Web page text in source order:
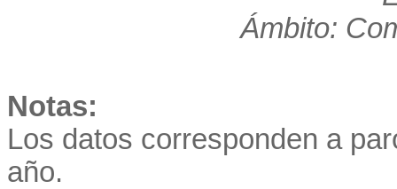
Ámbito:
Notas:
Los datos corresponden a
año.